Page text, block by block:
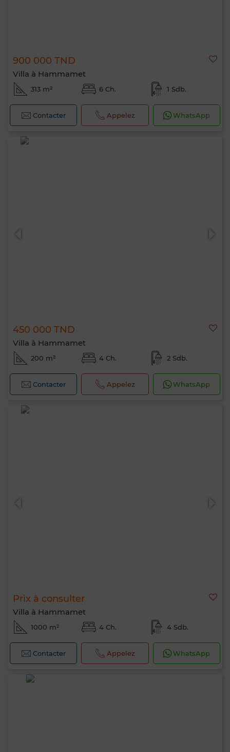
900 000 TND
Villa à Hammamet
313 m² 6 Ch. 1 Sdb.
Contacter Appelez WhatsApp
450 000 TND
Villa à Hammamet
200 m² 4 Ch. 2 Sdb.
Contacter Appelez WhatsApp
Prix à consulter
Villa à Hammamet
1000 m² 4 Ch. 4 Sdb.
Contacter Appelez WhatsApp